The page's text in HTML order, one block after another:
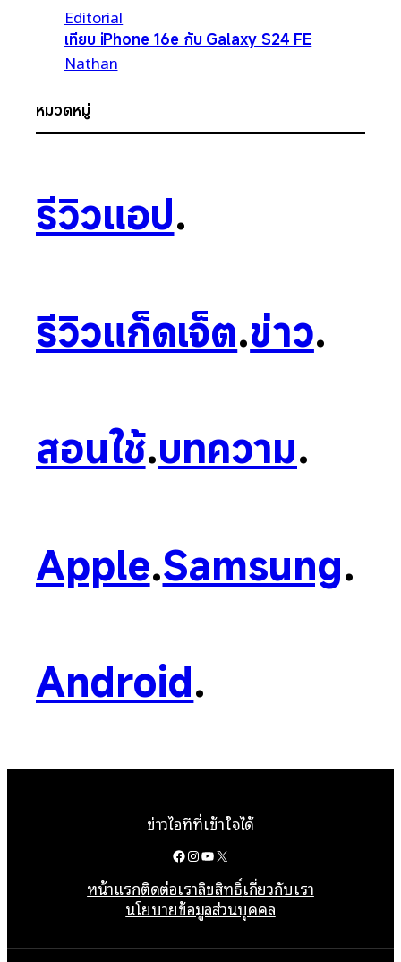
Editorial
เทียบ iPhone 16e กับ Galaxy S24 FE
Nathan
หมวดหมู่
รีวิวแอป.
รีวิวแก็ดเจ็ต.ข่าว.
สอนใช้.บทความ.
Apple.Samsung.
Android.
ข่าวไอทีที่เข้าใจได้
Facebook
Instagram
YouTube
X
หน้าแรกติดต่อเราลิขสิทธิ์เกี่ยวกับเรา
นโยบายข้อมูลส่วนบุคคล